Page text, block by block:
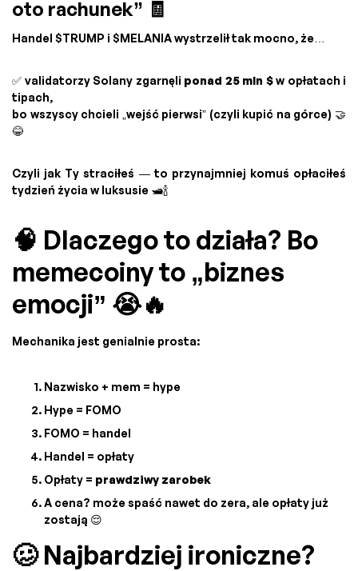
oto rachunek” 🧾
Handel $TRUMP i $MELANIA wystrzelił tak mocno, że…
✅ validatorzy Solany zgarnęli ponad 25 mln $w opłatach i
tipach,
bo wszyscy chcieli „wejść pierwsi” (czyli kupić na górce) 🤝
😂
Czyli jak Ty straciłeś — to przynajmniej komuś opłaciłeś
tydzień życia w luksusie 🛥️🍾
🧠 Dlaczego to działa? Bo
memecoiny to „biznes
emocji” 😭🔥
Mechanika jest genialnie prosta:
Nazwisko + mem = hype
Hype = FOMO
FOMO = handel
Handel = opłaty
Opłaty = prawdziwy zarobek
A cena? może spaść nawet do zera, ale opłaty już
zostają 😌
🥴 Najbardziej ironiczne?